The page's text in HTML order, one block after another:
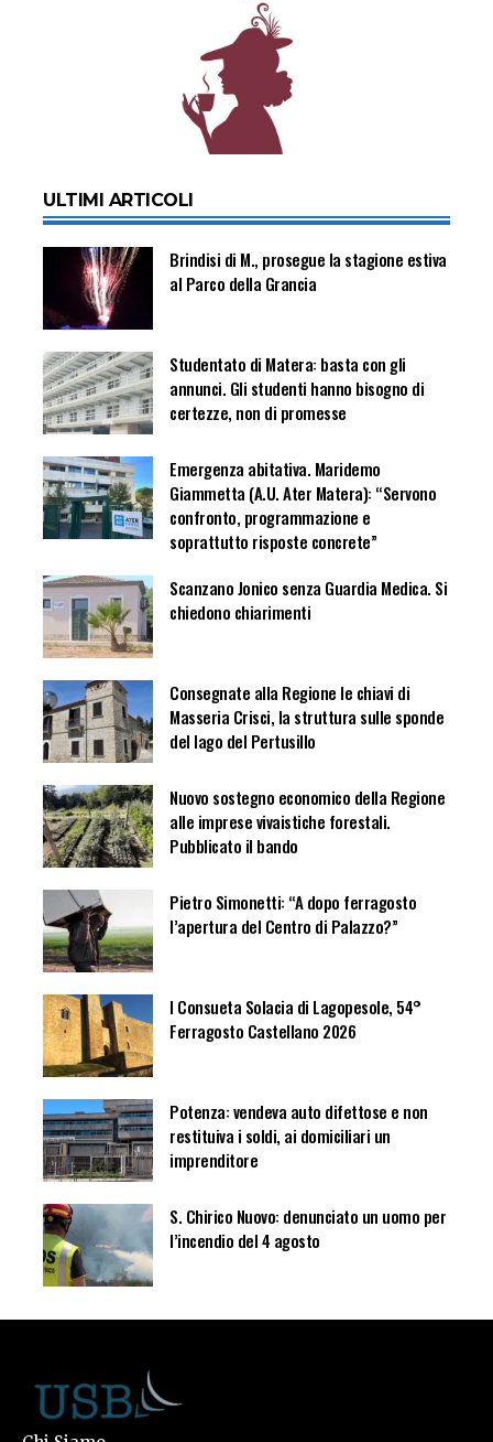
ULTIMI ARTICOLI
Brindisi di M., prosegue la stagione estiva
al Parco della Grancia
Studentato di Matera: basta con gli
annunci. Gli studenti hanno bisogno di
certezze, non di promesse
Emergenza abitativa. Maridemo
Giammetta (A.U. Ater Matera): “Servono
confronto, programmazione e
soprattutto risposte concrete”
Scanzano Jonico senza Guardia Medica. Si
chiedono chiarimenti
Consegnate alla Regione le chiavi di
Masseria Crisci, la struttura sulle sponde
del lago del Pertusillo
Nuovo sostegno economico della Regione
alle imprese vivaistiche forestali.
Pubblicato il bando
Pietro Simonetti: “A dopo ferragosto
l’apertura del Centro di Palazzo?”
I Consueta Solacia di Lagopesole, 54°
Ferragosto Castellano 2026
Potenza: vendeva auto difettose e non
restituiva i soldi, ai domiciliari un
imprenditore
S. Chirico Nuovo: denunciato un uomo per
l’incendio del 4 agosto